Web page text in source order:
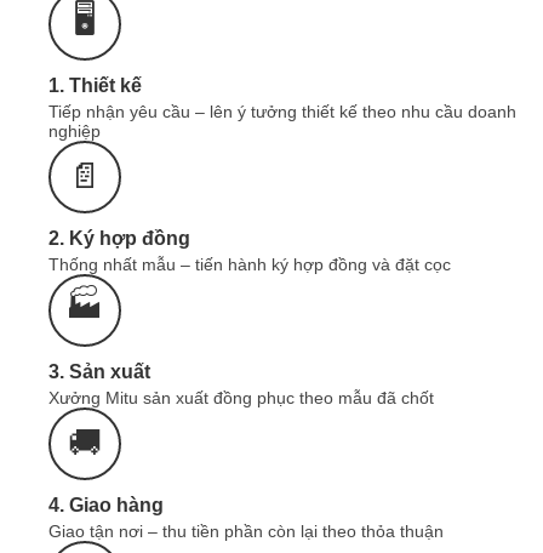
ĐỒNG PHỤC MITU - NHẬN IN THÊU ÁO
Liên hệ ngay:
Bảng Giá Áo Thun Đồng Phục
Áo Thun Polo Cổ
từ:75k-110k
Dòng áo thunsản xuất theo yêu cầucó giá từ:
120-150k
Giá sản phẩm phụ thuộc vào: Số lượng, Chất
🖥️
1. Thiết kế
Tiếp nhận yêu cầu – lên ý tưởng thiết kế theo nhu cầu doanh
nghiệp
📄
2. Ký hợp đồng
Thống nhất mẫu – tiến hành ký hợp đồng và đặt cọc
🏭
3. Sản xuất
Xưởng Mitu sản xuất đồng phục theo mẫu đã chốt
🚚
4. Giao hàng
Giao tận nơi – thu tiền phần còn lại theo thỏa thuận